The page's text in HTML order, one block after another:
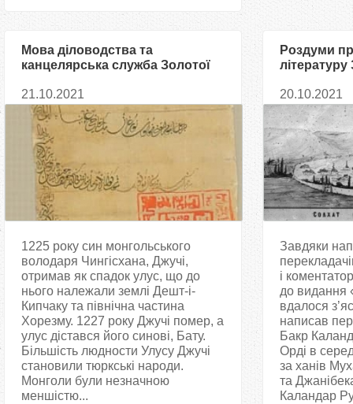
Мова діловодства та
канцелярська служба Золотої
21.10.2021
1225 року син монгольського
володаря Чингісхана, Джучі,
отримав як спадок улус, що до
нього належали землі Дешт-і-
Кипчаку та північна частина
Хорезму. 1227 року Джучі помер, а
улус дістався його синові, Бату.
Більшість людности Улусу Джучі
становили тюркські народи.
Монголи були незначною
меншістю...
Роздуми
20.10.2021
Завдяки
і
до видання
вдалося
написав
Бакр
Орді в
за ханів
та
Каландар